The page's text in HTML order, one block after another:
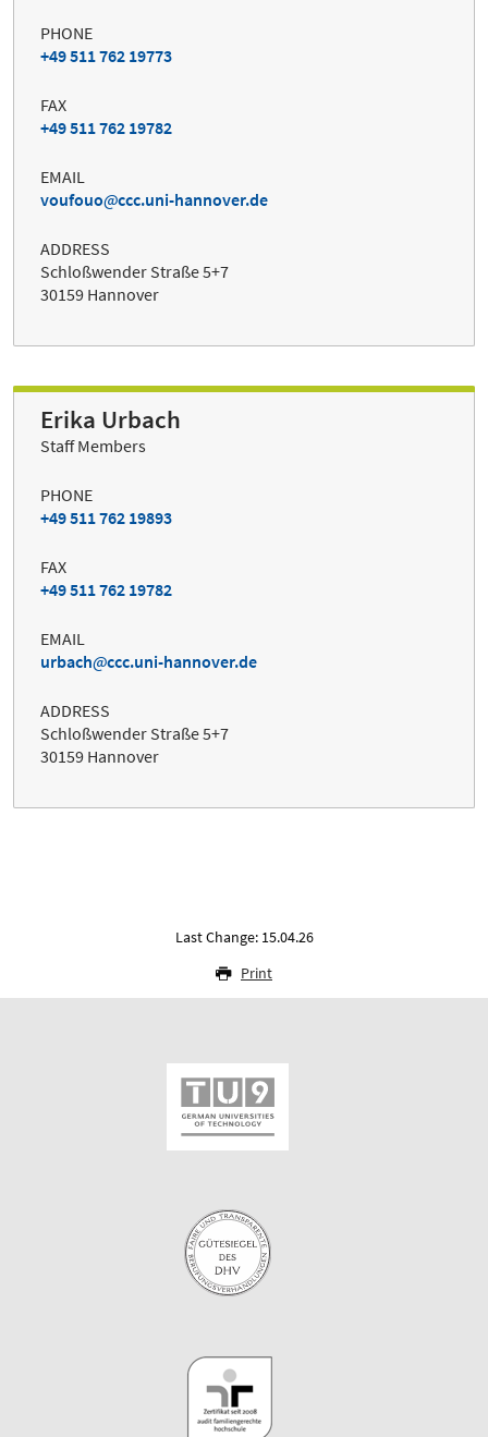
PHONE
+49 511 762 19773
FAX
+49 511 762 19782
EMAIL
voufouo
ccc.uni-hannover.de
ADDRESS
Schloßwender Straße 5+7
30159 Hannover
Erika Urbach
Staff Members
PHONE
+49 511 762 19893
FAX
+49 511 762 19782
EMAIL
urbach
ccc.uni-hannover.de
ADDRESS
Schloßwender Straße 5+7
30159 Hannover
Last Change: 15.04.26
Print